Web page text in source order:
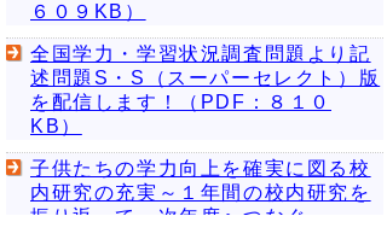
６０９KB）
全国学力・学習状況調査問題より記
述問題S・S（スーパーセレクト）版
を配信します！（PDF：８１０
KB）
子供たちの学力向上を確実に図る校
内研究の充実～１年間の校内研究を
振り返って、次年度へつなぐ～